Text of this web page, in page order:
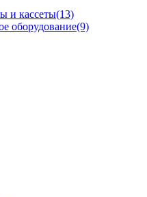
и кассеты(13)
оборудование(9)